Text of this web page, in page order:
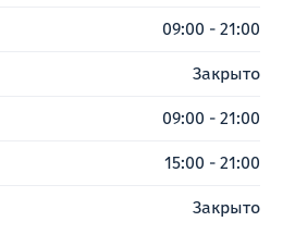
09:00 - 21:00
Закрыто
09:00 - 21:00
15:00 - 21:00
Закрыто